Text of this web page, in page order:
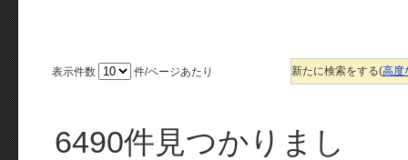
表示件数 件/ページあたり 新たに検索をする(高度
6490件見つかりまし